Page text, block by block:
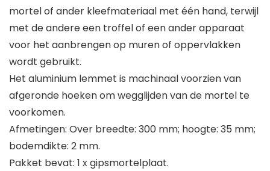
mortel of ander kleefmateriaal met één hand, terwijl
met de andere een troffel of een ander apparaat
voor het aanbrengen op muren of oppervlakken
wordt gebruikt.
Het aluminium lemmet is machinaal voorzien van
afgeronde hoeken om wegglijden van de mortel te
voorkomen.
Afmetingen: Over breedte: 300 mm; hoogte: 35 mm;
bodemdikte: 2 mm.
Pakket bevat: 1 x gipsmortelplaat.